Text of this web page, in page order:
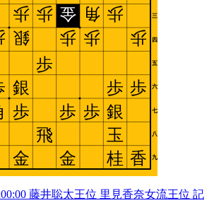
藤井聡太王位 里見香奈女流王位 記